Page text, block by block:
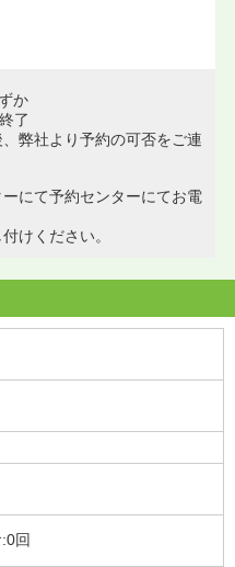
か
了
弊社より予約の可否をご連
にて予約センターにてお電
けください。
回